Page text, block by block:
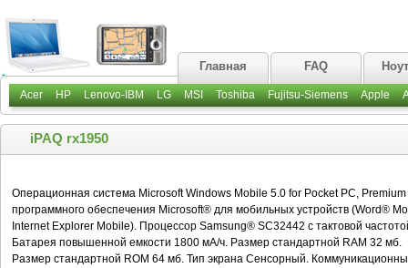
Главная FAQ
Acer HP Lenovo-IBM LG MSI Toshiba Fujitsu-Siemens Apple
iPAQ rx1950
Операционная система Microsoft Windows Mobile 5.0 for Pocket PC,
программного обеспечения Microsoft® для мобильных устройств (Word®
Internet Explorer Mobile). Процессор Samsung® SC32442 с тактовой
Батарея повышенной емкости 1800 мА/ч. Размер стандартной RAM 32 мб.
Размер стандартной ROM 64 мб. Тип экрана Сенсорный.